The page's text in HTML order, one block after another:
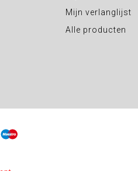
Mijn verlanglijst
Alle producten